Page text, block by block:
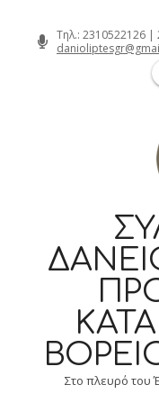
Τηλ.: 2310522126 |
Στο πλευρό του